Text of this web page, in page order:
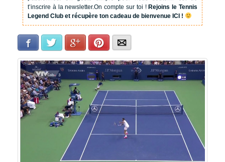
t’inscrire à la newsletter.On compte sur toi !Rejoins le Tennis
Legend Club et récupère ton cadeau de bienvenue ICI !
Facebook Twitter Google+Pinterest